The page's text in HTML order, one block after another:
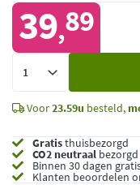
39,89
Voor23.59u besteld,
Gratisthuisbezorgd
CO2 neutraal bezorgd
Binnen 30 dagen
Klanten beoordelen